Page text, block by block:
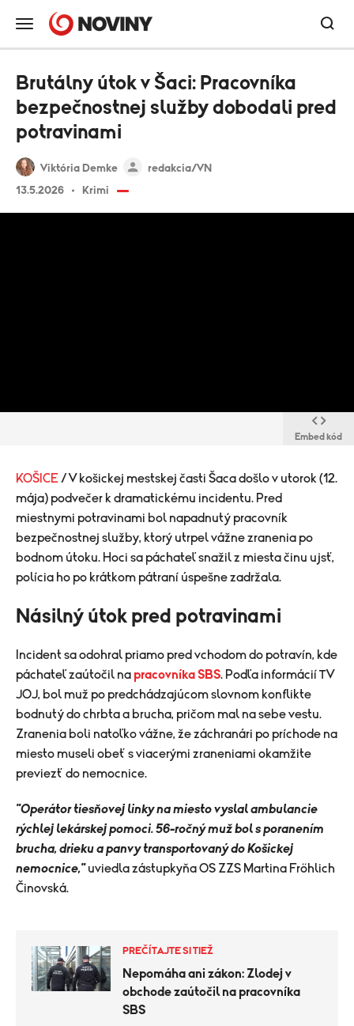
Viktória Demke
redakcia/VN
13.5.2026
Krimi
Brutálny útok v Šaci: Pracovníka
bezpečnostnej služby dobodali pred
potravinami
Embed kód
KOŠICE / V košickej mestskej časti Šaca došlo v utorok (12.
mája) podvečer k dramatickému incidentu. Pred
miestnymi potravinami bol napadnutý pracovník
bezpečnostnej služby, ktorý utrpel vážne zranenia po
bodnom útoku. Hoci sa páchateľ snažil z miesta činu ujsť,
polícia ho po krátkom pátraní úspešne zadržala.
Násilný útok pred potravinami
Incident sa odohral priamo pred vchodom do potravín, kde
páchateľ zaútočil na pracovníka SBS. Podľa informácií TV
JOJ, bol muž po predchádzajúcom slovnom konflikte
bodnutý do chrbta a brucha, pričom mal na sebe vestu.
Zranenia boli natoľko vážne, že záchranári po príchode na
miesto museli obeť s viacerými zraneniami okamžite
previezť do nemocnice.
"Operátor tiesňovej linky na miesto vyslal ambulancie
rýchlej lekárskej pomoci. 56-ročný muž bol s poranením
brucha, drieku a panvy transportovaný do Košickej
nemocnice,"uviedla zástupkyňa OS ZZS Martina Frőhlich
Činovská.
PREČÍTAJTE SI TIEŽ
Nepomáha ani zákon: Zlodej v
obchode zaútočil na pracovníka
SBS